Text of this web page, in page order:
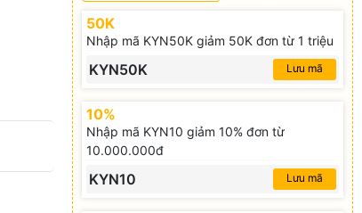
50K
Nhập mã KYN50K giảm 50K đơn từ 1 triệu
KYN50K Lưu mã
10%
Nhập mã KYN10 giảm 10% đơn từ
10.000.000đ
KYN10 Lưu mã